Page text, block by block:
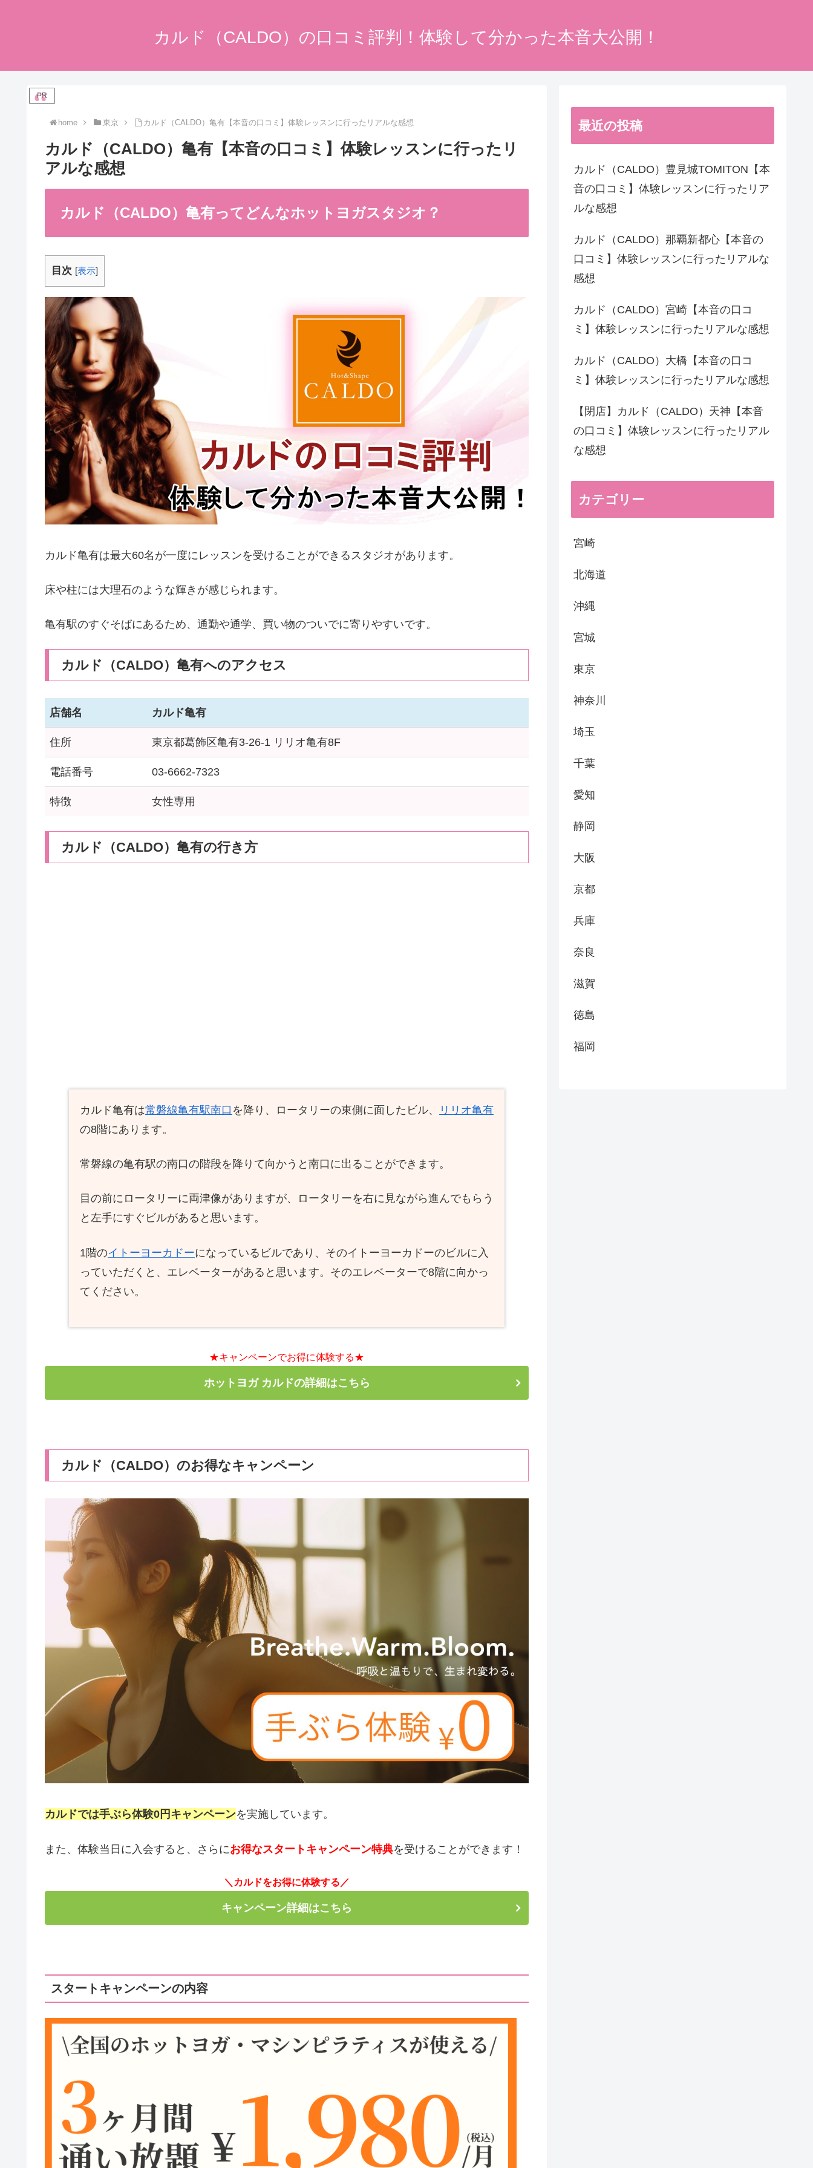
カルド（CALDO）の口コミ評判！体験して分かった本音大公開！
PR
home 東京 カルド（CALDO）亀有【本音の口コミ】体験レッスンに行ったリアルな感想
カルド（CALDO）亀有【本音の口コミ】体験レッスンに行ったリ
アルな感想
カルド（CALDO）亀有ってどんなホットヨガスタジオ？
目次 [表示]
カルド亀有は最大60名が一度にレッスンを受けることができるスタジオがあります。
床や柱には大理石のような輝きが感じられます。
亀有駅のすぐそばにあるため、通勤や通学、買い物のついでに寄りやすいです。
カルド（CALDO）亀有へのアクセス
店舗名 カルド亀有
住所 東京都葛飾区亀有3-26-1 リリオ亀有8F
電話番号 03-6662-7323
特徴 女性専用
カルド（CALDO）亀有の行き方
カルド亀有は常磐線亀有駅南口 を降り、ロータリーの東側に面したビル、
リリオ亀有
の8階にあります。
常磐線の亀有駅の南口の階段を降りて向かうと南口に出ることができます。
目の前にロータリーに両津像がありますが、ロータリーを右に見ながら進んでもらう
と左手にすぐビルがあると思います。
1階のイトーヨーカドーになっているビルであり、そのイトーヨーカドーのビルに入
っていただくと、エレベーターがあると思います。そのエレベーターで8階に向かっ
てください。
★キャンペーンでお得に体験する★
ホットヨガ カルドの詳細はこちら
カルド（CALDO）のお得なキャンペーン
カルドでは手ぶら体験0円キャンペーンを実施しています。
また、体験当日に入会すると、さらにお得なスタートキャンペーン特典を受けることができます！
＼カルドをお得に体験する／
キャンペーン詳細はこちら
スタートキャンペーンの内容
最近の投稿
カルド（CALDO）豊見城TOMITON【本
音の口コミ】体験レッスンに行ったリア
ルな感想
カルド（CALDO）那覇新都心【本音の
口コミ】体験レッスンに行ったリアルな
感想
カルド（CALDO）宮崎【本音の口コ
ミ】体験レッスンに行ったリアルな感想
カルド（CALDO）大橋【本音の口コ
ミ】体験レッスンに行ったリアルな感想
【閉店】カルド（CALDO）天神【本音
の口コミ】体験レッスンに行ったリアル
な感想
カテゴリー
宮崎
北海道
沖縄
宮城
東京
神奈川
埼玉
千葉
愛知
静岡
大阪
京都
兵庫
奈良
滋賀
徳島
福岡